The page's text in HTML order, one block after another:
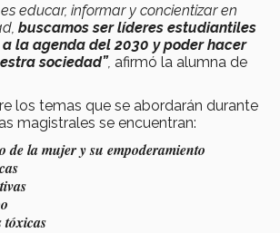
educar, informar y concientizar en
buscamos ser líderes estudiantiles
la agenda del 2030 y poder hacer
sociedad”, afirmó la alumna de
los temas que se abordarán durante
magistrales se encuentran:
de la mujer y su empoderamiento
tóxicas